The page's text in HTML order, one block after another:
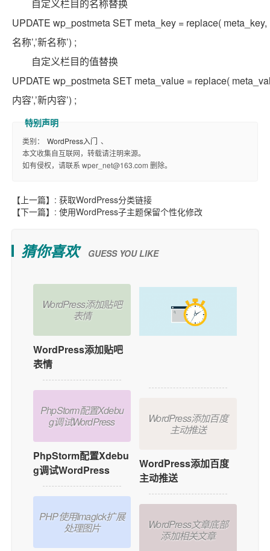
自定义栏目的名称替换
UPDATE wp_postmetaSET meta_key = replace( meta_key,
名称’,’新名称’) ;
自定义栏目的值替换
UPDATE wp_postmetaSET meta_value = replace(
内容’,’新内容’) ;
类别： WordPress入门 、
本文收集自互联网，转载请注明来源。
如有侵权，请联系 wper_net@163.com 删除。
【上一篇】: 获取WordPress分类链接
【下一篇】: 使用WordPress子主题保留个性化修改
猜你喜欢 GUESS YOU LIKE
WordPress添加贴吧
表情
WordPress添加贴吧
表情
PhpStorm配置Xdebu
g调试WordPress
PhpStorm配置Xdebu
g调试WordPress
PHP使用Imagick扩展
处理图片
WordPress添加百度
主动推送
WordPress添加百度
主动推送
WordPress文章底部
添加相关文章